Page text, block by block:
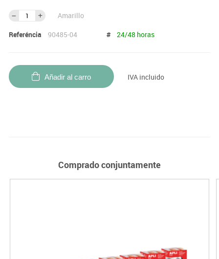
Amarillo
Referéncia 90485-04 # 24/48 horas
Añadir al carro IVA incluido
Comprado conjuntamente